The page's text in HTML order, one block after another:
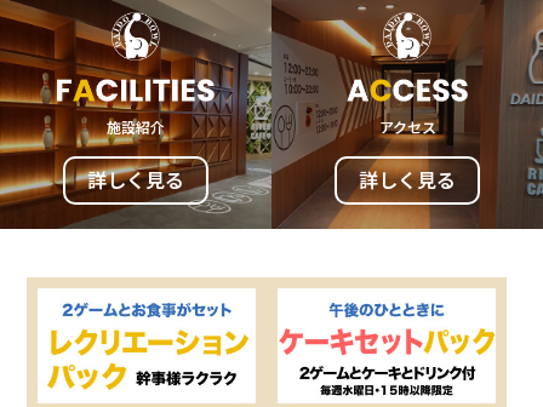
施設紹介
詳しく見る
アクセス
詳しく見る